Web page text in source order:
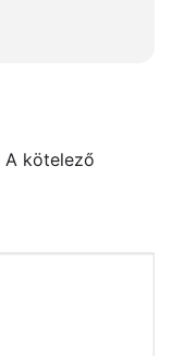
A kötelező